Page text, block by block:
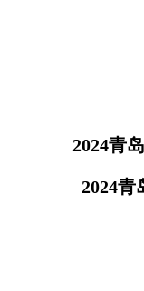
2024青
2024青